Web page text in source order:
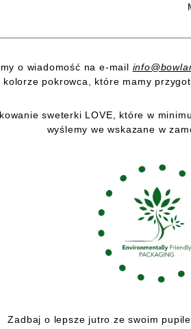
o wiadomość na e-mail
kolorze pokrowca, które mamy
sweterki LOVE, które w
wyślemy we wskazane w
Zadbaj o lepsze jutro ze swoim